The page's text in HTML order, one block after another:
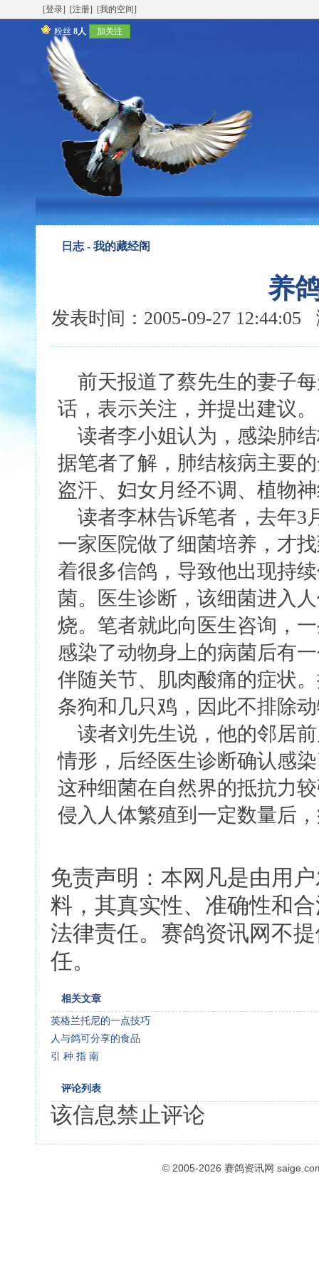
[登录] [注册] [我的空间]
粉丝 8人 加关注
日志 - 我的藏经阁
养
发表时间：2005-09-27
前天报道了蔡先生的妻子
话，表示关注，并提出建议。
读者李小姐认为，感染肺
据笔者了解，肺结核病主要
盗汗、妇女月经不调、植物
读者李林告诉笔者，去年3
一家医院做了细菌培养，才
着很多信鸽，导致他出现持
菌。医生诊断，该细菌进入
烧。笔者就此向医生咨询，
感染了动物身上的病菌后有
伴随关节、肌肉酸痛的症状
条狗和几只鸡，因此不排除
读者刘先生说，他的邻居
情形，后经医生诊断确认感
这种细菌在自然界的抵抗力
侵入人体繁殖到一定数量后
免责声明：本网凡是由用
料，其真实性、准确性和
法律责任。赛鸽资讯网不
任。
相关文章
英格兰托尼的一点技巧
人与鸽可分享的食品
引 种 指 南
评论列表
该信息禁止评论
© 2005-2026 赛鸽资讯网